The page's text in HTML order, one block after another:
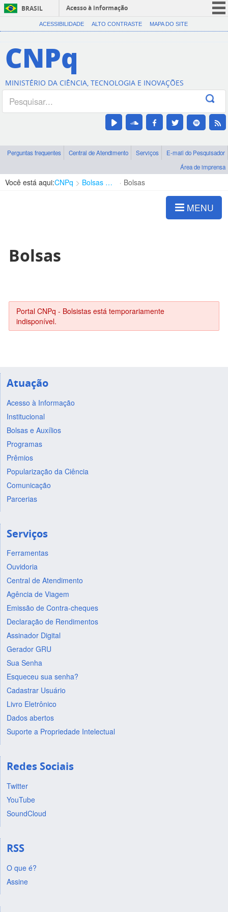
BRASIL
Acesso à informação
CORONAVÍRUS (COVID-19)
Canais
ACESSIBILIDADE ALTO CONTRASTE MAPA DO SITE
CNPq
MINISTÉRIO DA CIÊNCIA, TECNOLOGIA E INOVAÇÕES
Perguntas frequentes Central de Atendimento Serviços
E-mail do Pesquisador
Área de imprensa
Você está aqui:CNPq Bolsas e Auxílios Vigentes Bolsas
MENU
Bolsas
Portal CNPq - Bolsistas está temporariamente
indisponível.
Atuação
Acesso à Informação
Institucional
Bolsas e Auxílios
Programas
Prêmios
Popularização da Ciência
Comunicação
Parcerias
Serviços
Ferramentas
Ouvidoria
Central de Atendimento
Agência de Viagem
Emissão de Contra-cheques
Declaração de Rendimentos
Assinador Digital
Gerador GRU
Sua Senha
Esqueceu sua senha?
Cadastrar Usuário
Livro Eletrônico
Dados abertos
Suporte a Propriedade Intelectual
Redes Sociais
Twitter
YouTube
SoundCloud
RSS
O que é?
Assine